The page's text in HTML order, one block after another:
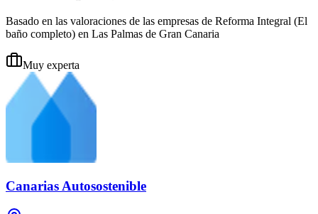
Basado en las valoraciones de las empresas de Reforma Integral (El
baño completo) en Las Palmas de Gran Canaria
Muy experta
Canarias Autosostenible